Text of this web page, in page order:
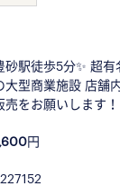
砂駅徒歩5分✨ 超
大型商業施設 店舗
売をお願いします
円